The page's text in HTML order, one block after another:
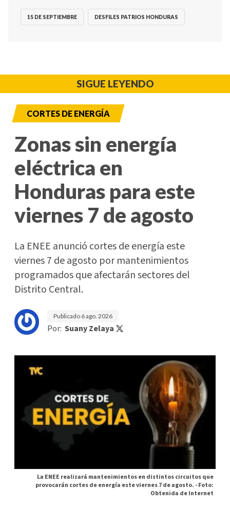
15 DE SEPTIEMBRE DESFILES PATRIOS HONDURAS
SIGUE LEYENDO
CORTES DE ENERGÍA
Zonas sin energía
eléctrica en
Honduras para este
viernes 7 de agosto
La ENEE anunció cortes de energía este
viernes 7 de agosto por mantenimientos
programados que afectarán sectores del
Distrito Central.
Publicado 6 ago. 2026
Por: Suany Zelaya
La ENEE realizará mantenimientos en distintos circuitos que
provocarán cortes de energía este viernes 7 de agosto. -Foto:
Obtenida de Internet